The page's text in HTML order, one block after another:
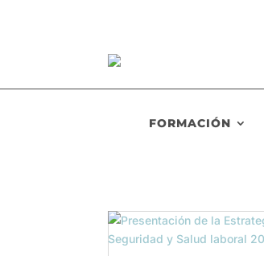
FORMACIÓN